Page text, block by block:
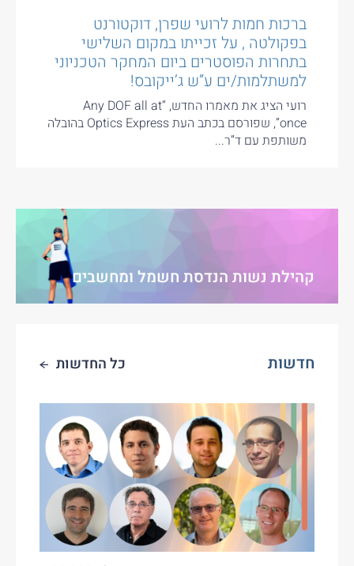
קהילת נשות הנדסת חשמל ומחשבים
חדשות כל החדשות
ברכות חמות לרועי שפרן, דוקטורנט
בפקולטה , על זכייתו במקום השלישי
בתחרות הפוסטרים ביום המחקר הטכניוני
למשתלמות/ים ע”ש ג’ייקובס!
רועי הציג את מאמרו החדש, “Any DOF all at
once”, שפורסם בכתב העת Optics Express בהובלה
משותפת עם ד”ר...